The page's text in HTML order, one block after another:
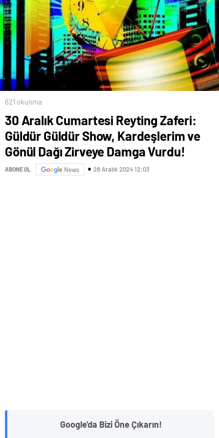
621 okunma
30 Aralık Cumartesi Reyting Zaferi:
Güldür Güldür Show, Kardeşlerim ve
Gönül Dağı Zirveye Damga Vurdu!
ABONE OL News 28 Aralık 2024 12:03
Google'da Bizi Öne Çıkarın!